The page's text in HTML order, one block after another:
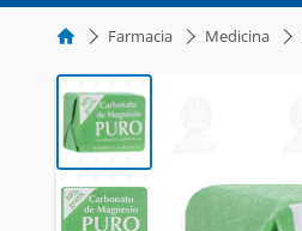
Farmacia Medicina